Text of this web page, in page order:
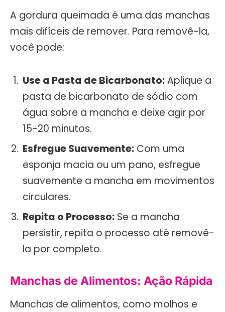
A gordura queimada é uma das manchas
mais difíceis de remover. Para removê-la,
você pode:
Use a Pasta de Bicarbonato:Aplique a
pasta de bicarbonato de sódio com
água sobre a mancha e deixe agir por
15-20 minutos.
Esfregue Suavemente: Com uma
esponja macia ou um pano, esfregue
suavemente a mancha em movimentos
circulares.
Repita o Processo: Se a mancha
persistir, repita o processo até removê-
la por completo.
Manchas de Alimentos: Ação Rápida
Manchas de alimentos, como molhos e